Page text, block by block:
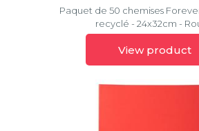
Paquet de 50 chemises
recyclé - 24x32cm -
View product